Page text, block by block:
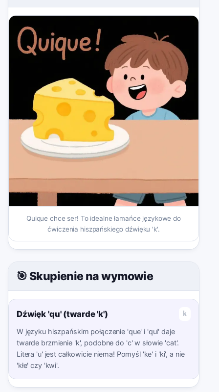
Quique chce ser! To idealne łamańce językowe do
ćwiczenia hiszpańskiego dźwięku 'k'.
🎯 Skupienie na wymowie
Dźwięk 'qu' (twarde 'k') k
W języku hiszpańskim połączenie 'que' i 'qui' daje
twarde brzmienie 'k', podobne do 'c' w słowie 'cat'.
Litera 'u' jest całkowicie niema! Pomyśl 'ke' i 'ki', a nie
'kłe' czy 'kwi'.